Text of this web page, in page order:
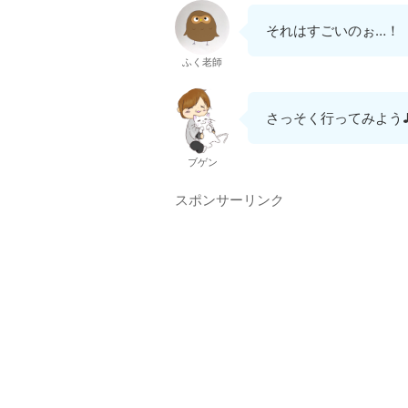
ふく老師
それはすごいのぉ…！
ブゲン
さっそく行ってみよう
スポンサーリンク